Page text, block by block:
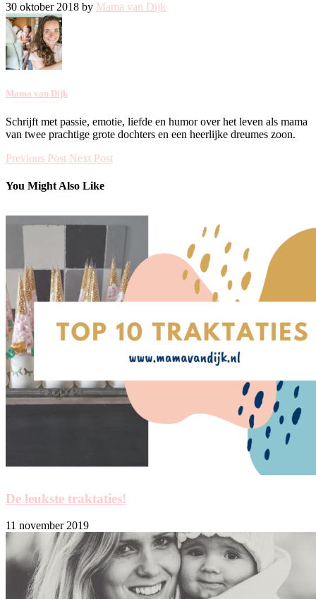
30 oktober 2018 by Mama van Dijk
Mama van Dijk
Schrijft met passie, emotie, liefde en humor over het leven als mama
van twee prachtige grote dochters en een heerlijke dreumes zoon.
Previous Post Next Post
You Might Also Like
De leukste traktaties!
11 november 2019